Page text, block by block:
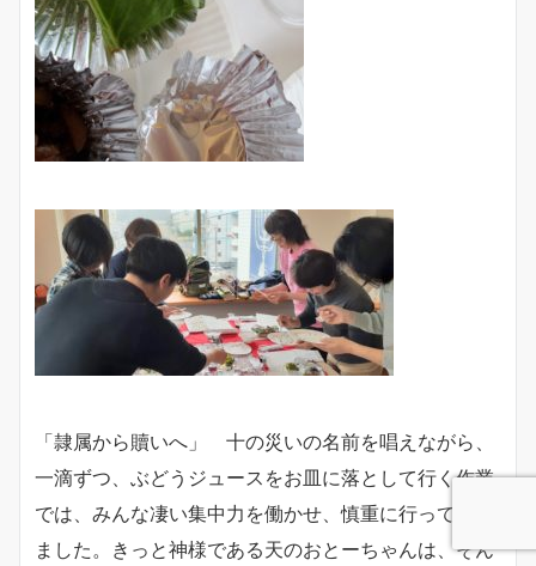
「隷属から贖いへ」 十の災いの名前を唱えながら、
一滴ずつ、ぶどうジュースをお皿に落として行く作業
では、みんな凄い集中力を働かせ、慎重に行っていき
ました。きっと神様である天のおとーちゃんは、そん